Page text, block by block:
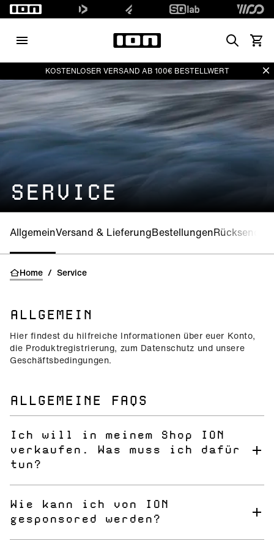
Search
KOSTENLOSER VERSAND AB 100€ BESTELLWERT
SERVICE
AllgemeinVersand & LieferungBestellungen
Home / Service
ALLGEMEIN
Hier findest du hilfreiche Informationen über euer Konto,
die Produktregistrierung, zum Datenschutz und unsere
Geschäftsbedingungen.
ALLGEMEINE FAQS
Ich will in meinem Shop ION
verkaufen. Was muss ich dafür
tun?
deine Region zu finden.
Wie kann ich von ION
gesponsored werden?